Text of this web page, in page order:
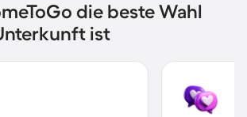
die beste Wahl
ist